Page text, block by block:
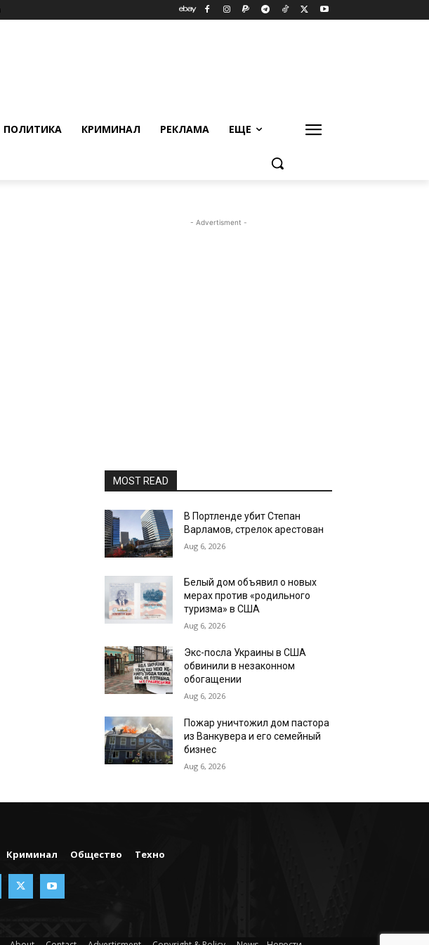
ПОЛИТИКА КРИМИНАЛ РЕКЛАМА ЕЩЕ
- Advertisment -
MOST READ
В Портленде убит Степан
Варламов, стрелок арестован
Aug 6, 2026
Белый дом объявил о новых
мерах против «родильного
туризма» в США
Aug 6, 2026
Экс-посла Украины в США
обвинили в незаконном
обогащении
Aug 6, 2026
Пожар уничтожил дом пастора
из Ванкувера и его семейный
бизнес
Aug 6, 2026
Криминал Общество Техно